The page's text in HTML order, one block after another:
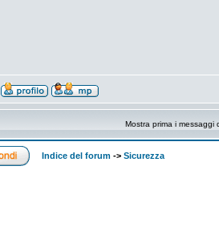
Mostra prima i messaggi
Indice del forum -> Sicurezza